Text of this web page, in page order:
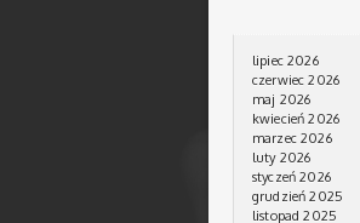
lipiec 2026
czerwiec 2026
maj 2026
kwiecień 2026
marzec 2026
luty 2026
styczeń 2026
grudzień 2025
listopad 2025